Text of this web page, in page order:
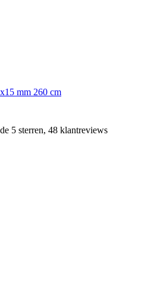
mm 260 cm
5 sterren, 48 klantreviews